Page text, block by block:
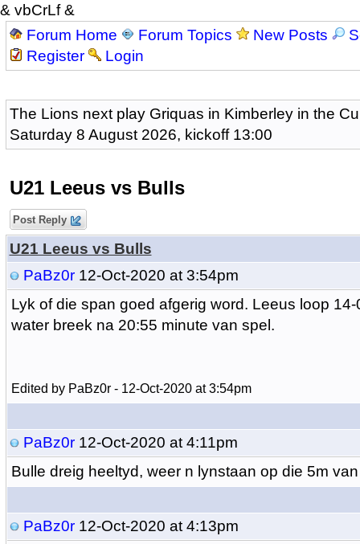
& vbCrLf &
Forum Home
Forum Topics New Posts
Register
Login
The Lions next play Griquas in Kimberley in the
Saturday 8 August 2026, kickoff 13:00
U21 Leeus vs Bulls
Post Reply
U21 Leeus vs Bulls
PaBz0r12-Oct-2020 at 3:54pm
Lyk of die span goed afgerig word. Leeus loop
water breek na 20:55 minute van spel.
Edited by PaBz0r - 12-Oct-2020 at 3:54pm
PaBz0r12-Oct-2020 at 4:11pm
Bulle dreig heeltyd, weer n lynstaan op die 5m
PaBz0r12-Oct-2020 at 4:13pm